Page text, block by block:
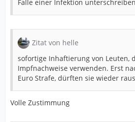
Falle einer Infektion
Zitat von helle
sofortige Inhaftierung von Leuten,
Impfnachweise verwenden. Erst
Euro Strafe, dürften sie wieder
Volle Zustimmung